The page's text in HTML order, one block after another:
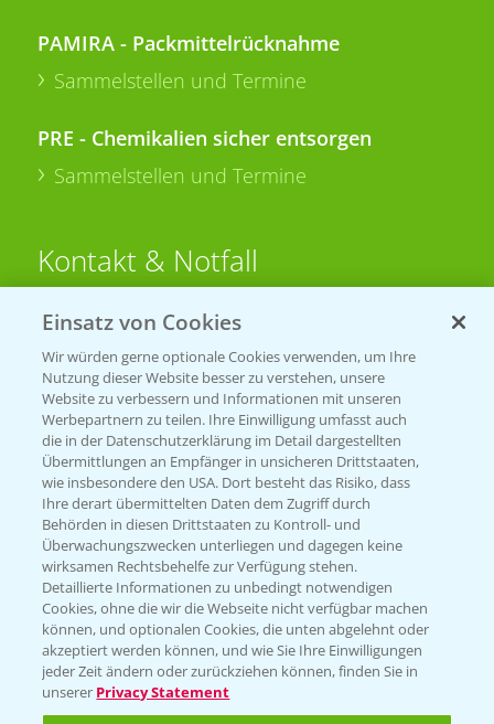
PAMIRA - Packmittelrücknahme
Sammelstellen und Termine
PRE - Chemikalien sicher entsorgen
Sammelstellen und Termine
Kontakt & Notfall
Beratung auf WhatsApp
T.+49 (0)174 346 564 1
KONTAKT
Hilfe in Notfällen
T.+49 (0)214/30-20220
Folgen Sie uns
Einsatz von Cookies
Wir würden gerne optionale Cookies verwenden, um Ihre
Nutzung dieser Website besser zu verstehen, unsere
Website zu verbessern und Informationen mit unseren
Werbepartnern zu teilen. Ihre Einwilligung umfasst auch
die in der Datenschutzerklärung im Detail dargestellten
Übermittlungen an Empfänger in unsicheren Drittstaaten,
wie insbesondere den USA. Dort besteht das Risiko, dass
Ihre derart übermittelten Daten dem Zugriff durch
Behörden in diesen Drittstaaten zu Kontroll- und
Überwachungszwecken unterliegen und dagegen keine
wirksamen Rechtsbehelfe zur Verfügung stehen.
Detaillierte Informationen zu unbedingt notwendigen
Cookies, ohne die wir die Webseite nicht verfügbar machen
können, und optionalen Cookies, die unten abgelehnt oder
akzeptiert werden können, und wie Sie Ihre Einwilligungen
jeder Zeit ändern oder zurückziehen können, finden Sie in
unserer Privacy Statement